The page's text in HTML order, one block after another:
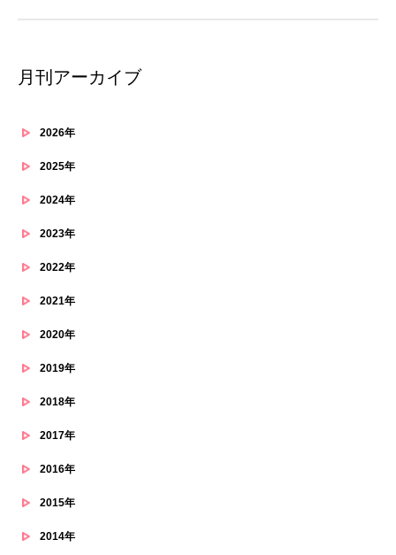
月刊アーカイブ
2026年
2025年
2024年
2023年
2022年
2021年
2020年
2019年
2018年
2017年
2016年
2015年
2014年